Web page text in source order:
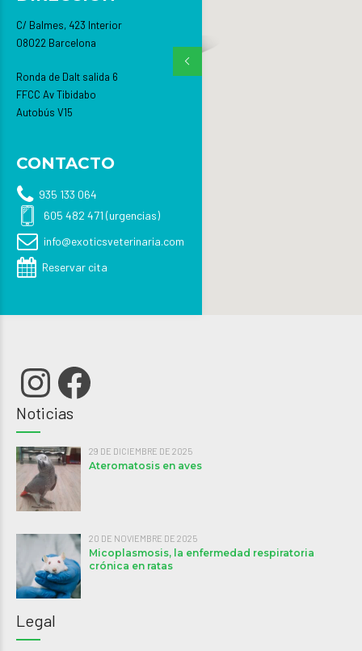
C/ Balmes, 423 Interior
08022 Barcelona
Ronda de Dalt salida 6
FFCC Av Tibidabo
Autobús V15
CONTACTO
935 133 064
605 482 471 (urgencias)
info@exoticsveterinaria.com
Reservar cita
Instagram
Facebook
Noticias
29 DE DICIEMBRE DE 2025
Ateromatosis en aves
20 DE NOVIEMBRE DE 2025
Micoplasmosis, la enfermedad respiratoria
crónica en ratas
Legal